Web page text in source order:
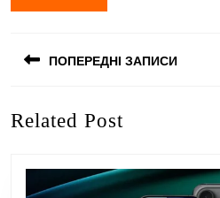
записів
ПОПЕРЕДНІ ЗАПИСИ
запис:
Related Post